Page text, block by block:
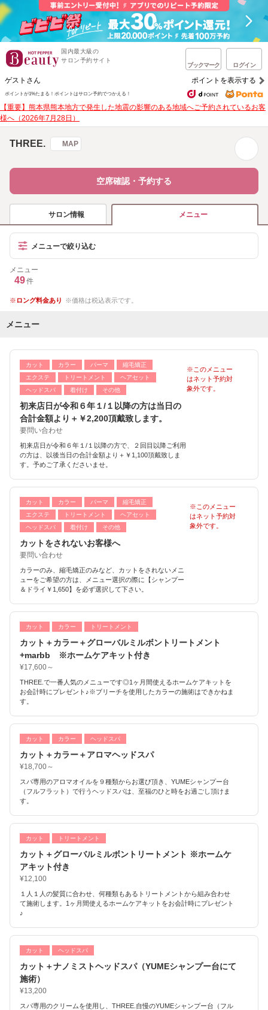
国内最大級の
サロン予約サイト
ブックマーク ログイン
ゲストさん ポイントを表示する
ポイントが1%たまる！ ポイントはサロン予約でつかえる！
【重要】熊本県熊本地方で発生した地震の影響のある地域へご予約されているお客
様へ（2026年7月28日）
THREE. MAP
空席確認・予約する
サロン情報 メニュー
メニューで絞り込む
メニュー
49件
ロング料金あり 価格は税込表示です。
メニュー
カット カラー パーマ
縮毛矯正
エクステ
トリートメント
ヘアセット
ヘッドスパ
着付け その他
初来店日が令和６年１/１以降の方は当日の
合計金額より＋￥2,200頂戴致します。
要問い合わせ
初来店日が令和６年１/１以降の方で、２回目以降ご利用
の方は、以後当日の合計金額より＋￥1,100頂戴致しま
す。予めご了承くださいませ。
※このメニュー
はネット予約対
象外です。
カット カラー パーマ
縮毛矯正
エクステ
トリートメント
ヘアセット
ヘッドスパ
着付け その他
カットをされないお客様へ
要問い合わせ
カラーのみ、縮毛矯正のみなど、カットをされないメニ
ューをご希望の方は、メニュー選択の際に【シャンプー
＆ドライ￥1,650】を必ず選択して下さい。
※このメニュー
はネット予約対
象外です。
カット カラー トリートメント
カット＋カラー＋グローバルミルボントリートメント
+marbb ※ホームケアキット付き
¥17,600～
THREE.で一番人気のメニューです◎1ヶ月間使えるホームケアキットを
お会計時にプレゼント♪※ブリーチを使用したカラーの施術はできかねま
す。
カット カラー ヘッドスパ
カット＋カラー＋アロマヘッドスパ
¥18,700～
スパ専用のアロマオイルを９種類からお選び頂き、YUMEシャンプー台
（フルフラット）で行うヘッドスパは、至福のひと時をお過ごし頂けま
す。
カット トリートメント
カット＋グローバルミルボントリートメント ※ホームケ
アキット付き
¥12,100
１人１人の髪質に合わせ、何種類もあるトリートメントから組み合わせ
て施術します。1ヶ月間使えるホームケアキットをお会計時にプレゼント
♪
カット ヘッドスパ
カット＋ナノミストヘッドスパ（YUMEシャンプー台にて
施術）
¥13,200
スパ専用のクリームを使用し、THREE.自慢のYUMEシャンプー台（フル